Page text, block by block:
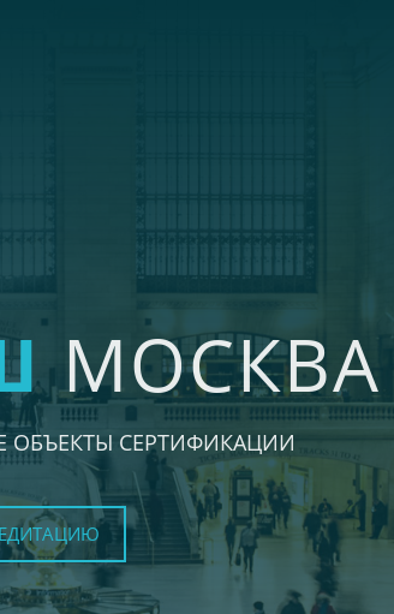
МОСКВА
СЕРТИФИКАЦИИ